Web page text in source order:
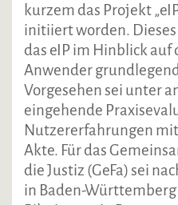
kurzem das Projekt
initiiert worden.
das eIP im Hinblick
Anwender
Vorgesehen sei unter
eingehende
Nutzererfahrungen
Akte. Für das
die Justiz (GeFa) sei
in Baden-Württemberg